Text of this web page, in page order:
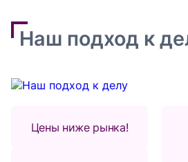
Наш подход к
Цены ниже рынка!